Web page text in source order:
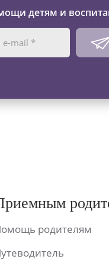
детям и
родителям